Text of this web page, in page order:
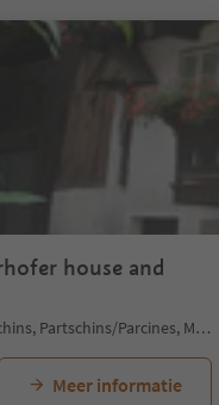
house and
Parcines/Partschins, Partschins/Parcines, Meran/Merano and environs
Meer informatie